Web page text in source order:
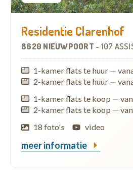
Residentie Clarenhof
8620 NIEUWPOORT - 107
1-kamer flats te huur —
2-kamer flats te huur —
1-kamer flats te koop —
2-kamer flats te koop —
18 foto's
video
meer informatie